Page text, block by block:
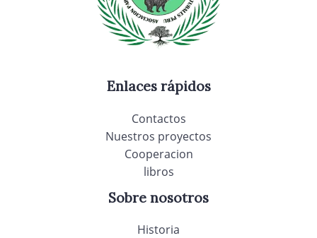
Enlaces rápidos
Contactos
Nuestros proyectos
Cooperacion
libros
Sobre nosotros
Historia